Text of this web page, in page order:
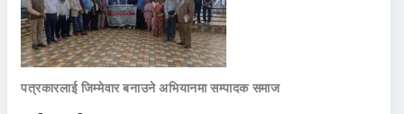
पत्रकारलाई जिम्मेवार बनाउने अभियानमा सम्पादक समाज